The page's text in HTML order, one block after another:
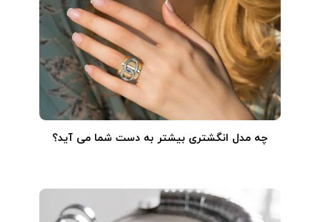
چه مدل انگشتری بیشتر به دست شما می آید؟